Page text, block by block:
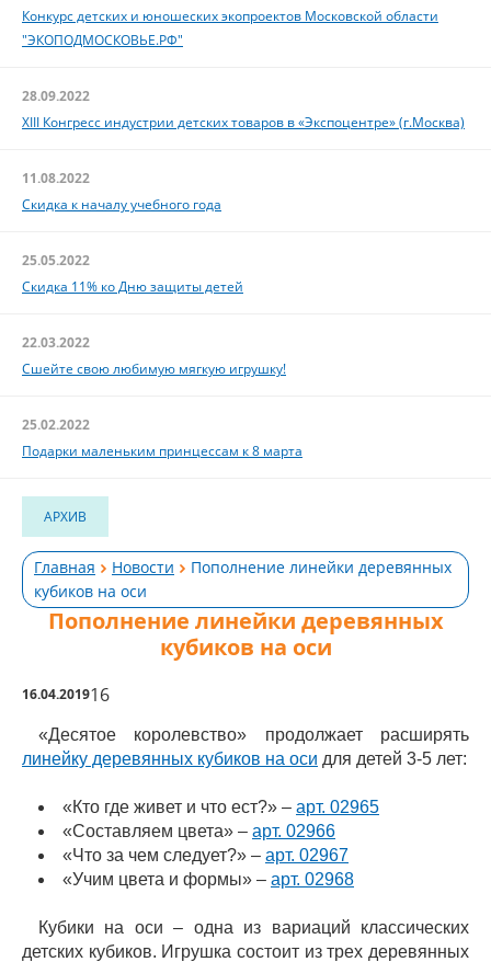
Конкурс детских и юношеских экопроектов Московской области
"ЭКОПОДМОСКОВЬЕ.РФ"
28.09.2022
XIII Конгресс индустрии детских товаров в «Экспоцентре» (г.Москва)
11.08.2022
Скидка к началу учебного года
25.05.2022
Скидка 11% ко Дню защиты детей
22.03.2022
Сшейте свою любимую мягкую игрушку!
25.02.2022
Подарки маленьким принцессам к 8 марта
АРХИВ
Главная Новости
Пополнение линейки деревянных
кубиков на оси
Пополнение линейки деревянных
кубиков на оси
16.04.201916
«Десятое королевство» продолжает расширять
линейку деревянных кубиков на оси для детей 3-5 лет:
«Кто где живет и что ест?» – арт. 02965
«Составляем цвета» – арт. 02966
«Что за чем следует?» – арт. 02967
«Учим цвета и формы» – арт. 02968
Кубики на оси – одна из вариаций классических
детских кубиков. Игрушка состоит из трех деревянных